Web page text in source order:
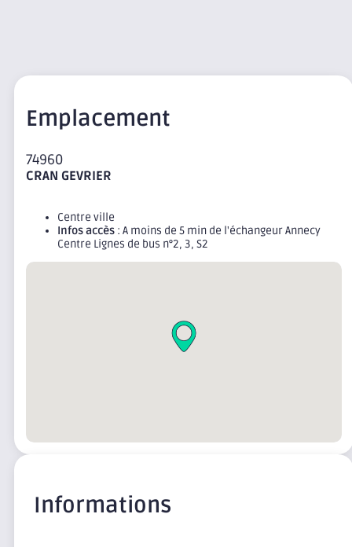
Emplacement
74960
CRAN GEVRIER
Centre ville
Infos accès : A moins de 5 min de l'échangeur Annecy
Centre Lignes de bus n°2, 3, S2
Informations